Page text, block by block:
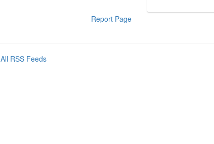
Report Page
All RSS Feeds